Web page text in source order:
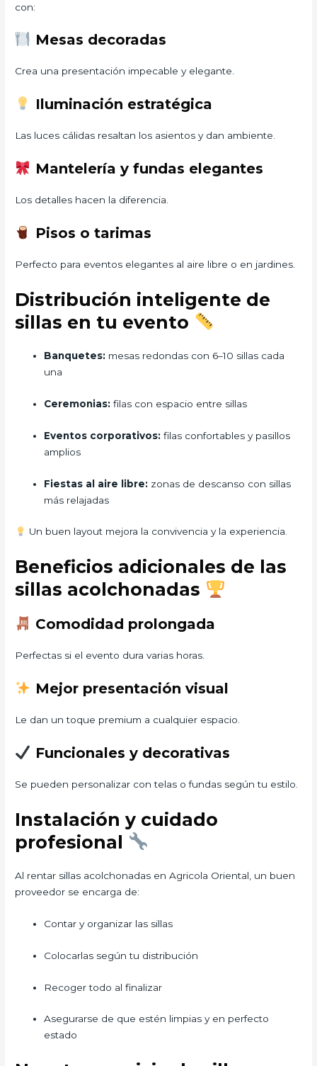
con:
Mesas decoradas
Crea una presentación impecable y elegante.
Iluminación estratégica
Las luces cálidas resaltan los asientos y dan ambiente.
Mantelería y fundas elegantes
Los detalles hacen la diferencia.
Pisos o tarimas
Perfecto para eventos elegantes al aire libre o en jardines.
Distribución inteligente de
sillas en tu evento
Banquetes: mesas redondas con 6–10 sillas cada
una
Ceremonias: filas con espacio entre sillas
Eventos corporativos: filas confortables y pasillos
amplios
Fiestas al aire libre: zonas de descanso con sillas
más relajadas
Un buen layout mejora la convivencia y la experiencia.
Beneficios adicionales de las
sillas acolchonadas
Comodidad prolongada
Perfectas si el evento dura varias horas.
Mejor presentación visual
Le dan un toque premium a cualquier espacio.
Funcionales y decorativas
Se pueden personalizar con telas o fundas según tu estilo.
Instalación y cuidado
profesional
Al rentar sillas acolchonadas en Agricola Oriental, un buen
proveedor se encarga de:
Contar y organizar las sillas
Colocarlas según tu distribución
Recoger todo al finalizar
Asegurarse de que estén limpias y en perfecto
estado